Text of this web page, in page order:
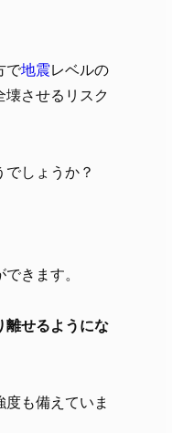
で地震レベルの
させるリスク
しょうか？
きます。
離せるようにな
も備えていま